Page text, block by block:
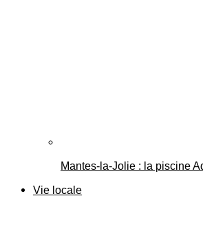
Mantes-la-Jolie : la piscine
Vie locale